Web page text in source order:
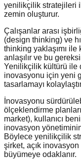
yenilikçilik stratejileri
zemin oluşturur.
Çalışanlar arası
(design thinking) ve
thinking yaklaşımı ile
anlaşılır ve bu
Yenilikçilik kültürü ile
inovasyonu için yeni
tasarlamayı
İnovasyonu
ölçeklendirme
market), kullanıcı
inovasyon
Böylece yenilikçilik
şirket, açık
büyümeye odaklanır.